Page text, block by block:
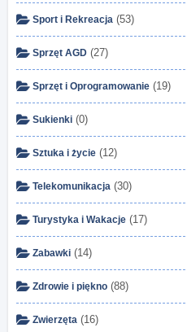
Sport i Rekreacja (53)
Sprzęt AGD (27)
Sprzęt i Oprogramowanie (19)
Sukienki (0)
Sztuka i życie (12)
Telekomunikacja (30)
Turystyka i Wakacje (17)
Zabawki (14)
Zdrowie i piękno (88)
Zwierzęta (16)